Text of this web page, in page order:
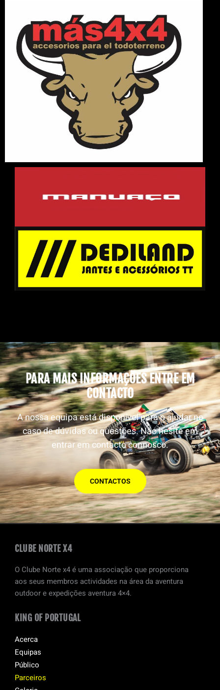
PARA MAIS INFORMAÇÕES ENTRE EM
CONTACTO
A nossa equipa está disponível para o ajudar no
caso de dúvidas ou questões. Não hesite em
entrar em contacto connosco.
CONTACTOS
CLUBE NORTE X4
O Clube Norte x4 é uma associação que proporciona
aos seus membros actividades na área da aventura
outdoor e expedições aventura 4×4.
KING OF PORTUGAL
Acerca
Equipas
Público
Parceiros